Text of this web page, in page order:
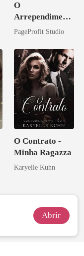
O
Arrependiment
o do Alfa:
Verdadeira
Companheira
PageProfit Studio
O Contrato -
Minha Ragazza
Karyelle Kuhn
Abrir